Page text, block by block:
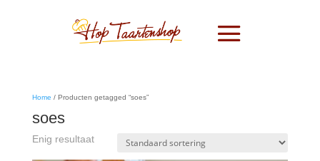
Home / Producten getagged “soes”
soes
Enig resultaat